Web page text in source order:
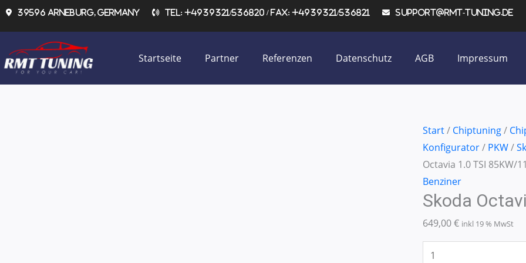
Zum39596 Arneburg, Germany Tel: +4939321/536820 / Fax: +4939321/536821 support@rmt-tuning.de
Startseite Partner Referenzen Datenschutz AGB Impressum
Start/ Chiptuning/
Konfigurator/ PKW/
Octavia 1.0 TSI 85KW/
Benziner
Skoda
649,00€ inkl 19 % MwSt
Skoda
Octavia
1.0
TSI
85KW/115PS